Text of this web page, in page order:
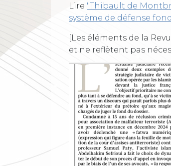
Lire "Thibault de
système de défense
[Les éléments de la
et ne reflètent pas